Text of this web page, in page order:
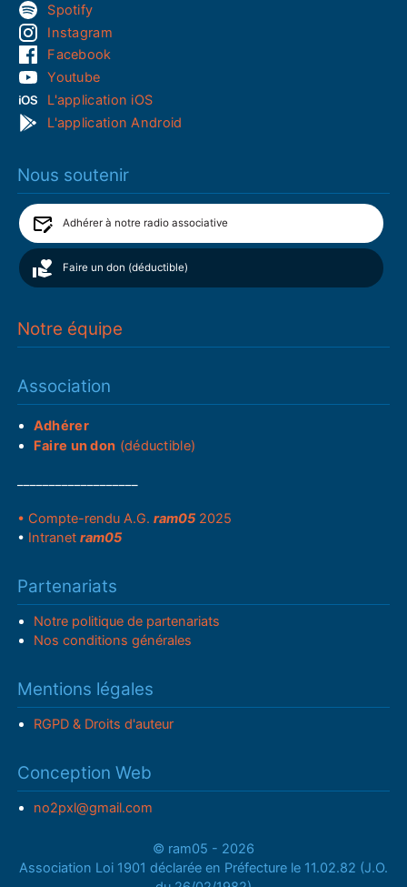
Spotify
Instagram
Facebook
Youtube
L'application iOS
L'application Android
Nous soutenir
Adhérer à notre radio associative
Faire un don (déductible)
Notre équipe
Association
Adhérer
Faire un don (déductible)
• Compte-rendu A.G.ram05 2025
• Intranetram05
Partenariats
Notre politique de partenariats
Nos conditions générales
Mentions légales
RGPD & Droits d'auteur
Conception Web
no2pxl@gmail.com
© ram05 - 2026
Association Loi 1901 déclarée en Préfecture le 11.02.82 (J.O.